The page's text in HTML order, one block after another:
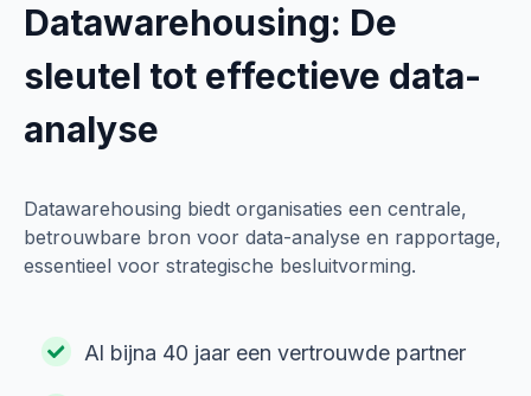
Datawarehousing: De
sleutel tot effectieve data-
analyse
Datawarehousing biedt organisaties een centrale,
betrouwbare bron voor data-analyse en rapportage,
essentieel voor strategische besluitvorming.
Al bijna 40 jaar een vertrouwde partner